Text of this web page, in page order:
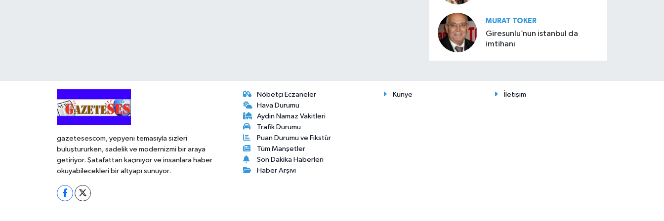
MURAT TOKER
Giresunlu’nun istanbul da
imtihanı
gazetesescom, yepyeni temasıyla sizleri
buluştururken, sadelik ve modernizmi bir araya
getiriyor. Şatafattan kaçınıyor ve insanlara haber
okuyabilecekleri bir altyapı sunuyor.
Nöbetçi Eczaneler
Hava Durumu
Aydin Namaz Vakitleri
Trafik Durumu
Puan Durumu ve Fikstür
Tüm Manşetler
Son Dakika Haberleri
Haber Arşivi
Künye İletişim